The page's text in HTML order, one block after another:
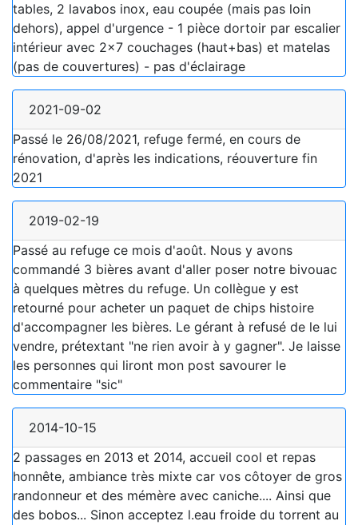
tables, 2 lavabos inox, eau coupée (mais pas loin
dehors), appel d'urgence - 1 pièce dortoir par escalier
intérieur avec 2x7 couchages (haut+bas) et matelas
(pas de couvertures) - pas d'éclairage
2021-09-02
Passé le 26/08/2021, refuge fermé, en cours de
rénovation, d'après les indications, réouverture fin
2021
2019-02-19
Passé au refuge ce mois d'août. Nous y avons
commandé 3 bières avant d'aller poser notre bivouac
à quelques mètres du refuge. Un collègue y est
retourné pour acheter un paquet de chips histoire
d'accompagner les bières. Le gérant à refusé de le lui
vendre, prétextant "ne rien avoir à y gagner". Je laisse
les personnes qui liront mon post savourer le
commentaire "sic"
2014-10-15
2 passages en 2013 et 2014, accueil cool et repas
honnête, ambiance très mixte car vos côtoyer de gros
randonneur et des mémère avec caniche.... Ainsi que
des bobos... Sinon acceptez l.eau froide du torrent au